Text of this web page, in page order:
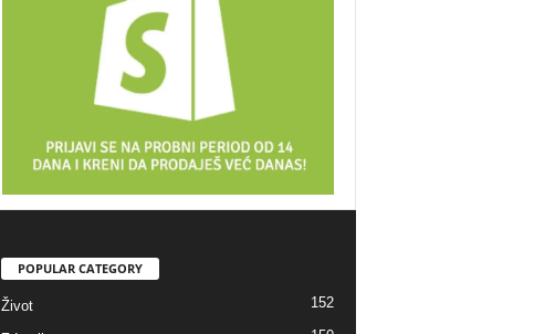
POPULAR CATEGORY
Život 152